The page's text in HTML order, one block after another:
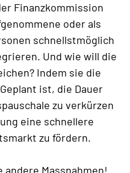
Finanzkommission
oder als
schnellstmöglich
Und wie will die
Indem sie die
ist, die Dauer
zu verkürzen
eine schnellere
zu fördern.
andere Massnahmen!